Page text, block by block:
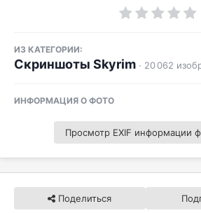
ИЗ КАТЕГОРИИ:
Скриншоты Skyrim · 20 062
ИНФОРМАЦИЯ О ФОТО
Просмотр EXIF информации
Поделиться